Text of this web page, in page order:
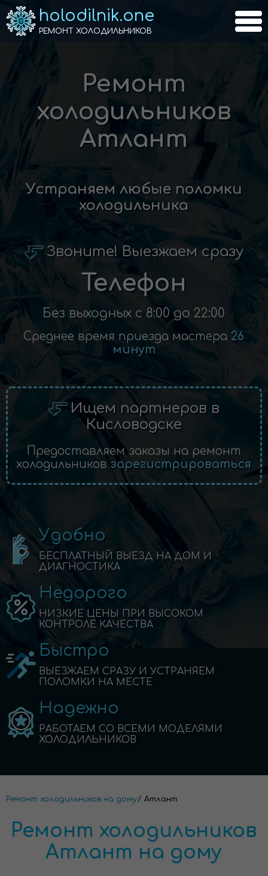
holodilnik.one
РЕМОНТ ХОЛОДИЛЬНИКОВ
Ремонт
холодильников
Атлант
Устраняем любые поломки
холодильника
Звоните! Выезжаем сразу
Телефон
Без выходных с 8:00 до 22:00
Среднее время приезда мастера26
минут
Ищем партнеров в
Кисловодске
Предоставляем заказы на ремонт
холодильниковзарегистрироваться
Удобно
БЕСПЛАТНЫЙ ВЫЕЗД НА ДОМ И
ДИАГНОСТИКА
Недорого
НИЗКИЕ ЦЕНЫ ПРИ ВЫСОКОМ
КОНТРОЛЕ КАЧЕСТВА
Быстро
ВЫЕЗЖАЕМ СРАЗУ И УСТРАНЯЕМ
ПОЛОМКИ НА МЕСТЕ
Надежно
РАБОТАЕМ СО ВСЕМИ МОДЕЛЯМИ
ХОЛОДИЛЬНИКОВ
Ремонт холодильников на дому Атлант
Ремонт холодильников
Атлант на дому